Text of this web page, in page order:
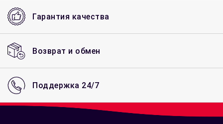
Гарантия качества
Возврат и обмен
Поддержка 24/7